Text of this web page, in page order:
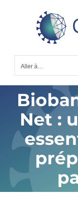
Aller à…
Net :